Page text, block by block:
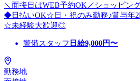
＼面接日はWEB予約OK／ショッピン
◆日払いOK☆日・祝のみ勤務♪賞与年
☆未経験大歓迎◎
警備スタッフ 日給9,000円〜
勤務地